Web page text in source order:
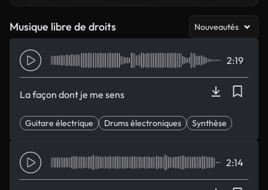
Musique libre de droits Nouveautés
La façon dont je me sens
2:19
Guitare électrique Drums électroniques
Synthèse
2:14